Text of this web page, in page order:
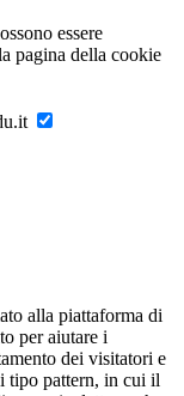
essere
pagina della cookie
alla piattaforma di
per aiutare i
dei visitatori e
tipo pattern, in cui il